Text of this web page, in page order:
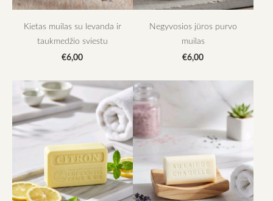
Kietas muilas su levanda ir
taukmedžio sviestu
€6,00
Negyvosios jūros purvo
muilas
€6,00